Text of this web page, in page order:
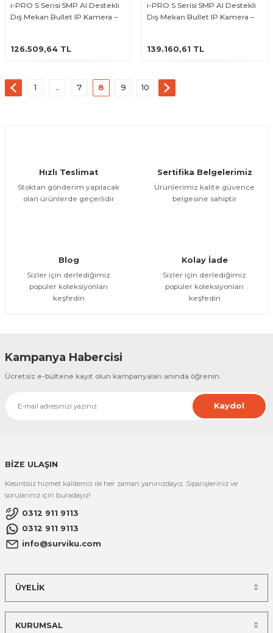
i-PRO S Serisi 5MP AI Destekli
Dış Mekan Bullet IP Kamera –
126.509,64 TL
i-PRO S Serisi 5MP AI Destekli
Dış Mekan Bullet IP Kamera –
139.160,61 TL
1 .. 7 8 9 10
Hızlı Teslimat
Stoktan gönderim yapılacak
olan ürünlerde geçerlidir
Sertifika Belgelerimiz
Ürünlerimiz kalite güvence
belgesine sahiptir
Blog
Sizler için derlediğimiz
popüler koleksiyonları
keşfedin
Kolay İade
Sizler için derlediğimiz
popüler koleksiyonları
keşfedin
Kampanya Habercisi
Ücretsiz e-bültene kayıt olun kampanyaları anında öğrenin.
Kaydol
BİZE ULAŞIN
Kesintisiz hizmet kalitemiz ile her zaman yanınızdayız. Siparişleriniz ve
sorularınız için buradayız!
0312 911 9113
0312 911 9113
info@surviku.com
ÜYELİK
KURUMSAL